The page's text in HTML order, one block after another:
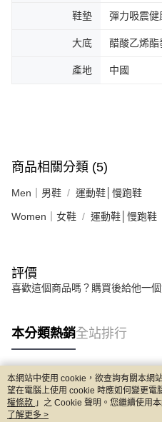
鞋墊 彈力吸震健
大底 醋酸乙烯酯
產地 中國
商品相關分類 (5)
Men｜男鞋 運動鞋│慢跑鞋
Women｜女鞋 運動鞋│慢跑鞋
評價
喜歡這個商品嗎？購買後給他一
本分類熱銷全站排行
熱門標籤
本網站中使用 cookie，欲查詢有關本網
望在電腦上使用 cookie 時應如何變更電
權條款 」之 Cookie 聲明。您繼續使用
用條款之 Cookie 聲明使用 cookie。
了解更多 >